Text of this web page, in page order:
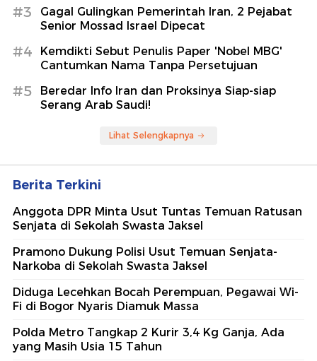
#3
Gagal Gulingkan Pemerintah Iran, 2 Pejabat
Senior Mossad Israel Dipecat
#4
Kemdikti Sebut Penulis Paper 'Nobel MBG'
Cantumkan Nama Tanpa Persetujuan
#5
Beredar Info Iran dan Proksinya Siap-siap
Serang Arab Saudi!
Lihat Selengkapnya
Berita Terkini
Anggota DPR Minta Usut Tuntas Temuan Ratusan
Senjata di Sekolah Swasta Jaksel
Pramono Dukung Polisi Usut Temuan Senjata-
Narkoba di Sekolah Swasta Jaksel
Diduga Lecehkan Bocah Perempuan, Pegawai Wi-
Fi di Bogor Nyaris Diamuk Massa
Polda Metro Tangkap 2 Kurir 3,4 Kg Ganja, Ada
yang Masih Usia 15 Tahun